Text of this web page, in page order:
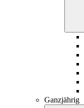
Ganzjährig